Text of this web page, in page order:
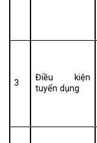
3
Điều kiện
tuyển dụng